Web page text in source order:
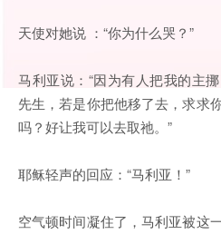
天使对她说 ：“你为什么哭？”
马利亚说：“因为有人把我的主
先生，若是你把他移了去，求求
吗？好让我可以去取祂。”
耶稣轻声的回应：“马利亚！”
空气顿时间凝住了，马利亚被这